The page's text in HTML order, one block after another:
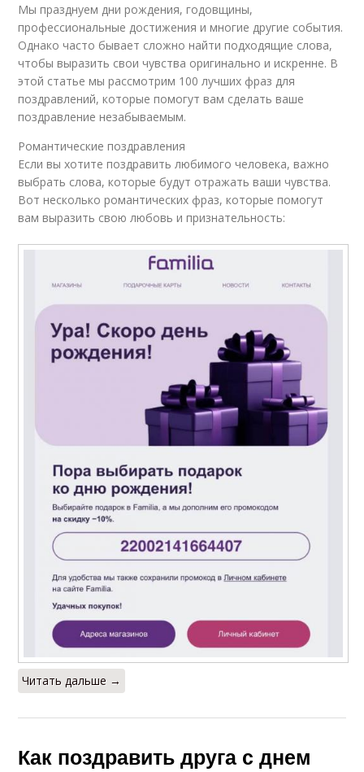
Мы празднуем дни рождения, годовщины,
профессиональные достижения и многие другие события.
Однако часто бывает сложно найти подходящие слова,
чтобы выразить свои чувства оригинально и искренне. В
этой статье мы рассмотрим 100 лучших фраз для
поздравлений, которые помогут вам сделать ваше
поздравление незабываемым.
Романтические поздравления
Если вы хотите поздравить любимого человека, важно
выбрать слова, которые будут отражать ваши чувства.
Вот несколько романтических фраз, которые помогут
вам выразить свою любовь и признательность:
Читать дальше →
Как поздравить друга с днем